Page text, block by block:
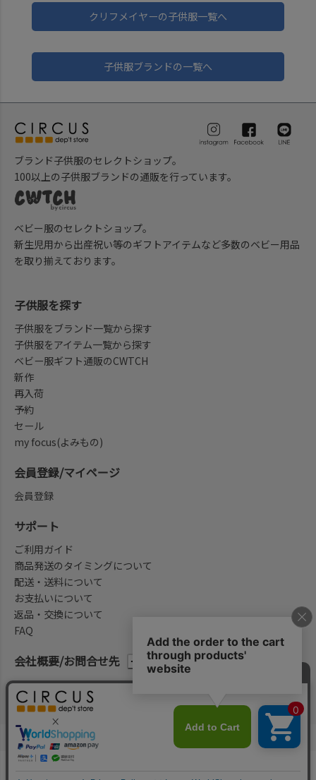
クリフメイヤーの子供服一覧へ
子供服ブランドの一覧へ
ブランド子供服のセレクトショップ。
100以上の子供服ブランドの通販を行っています。
ベビー服のセレクトショップ。
新生児用から出産祝い等のギフトアイテムなど多数のベビー用品
を取り揃えております。
会社概要/お問合せ先
子供服を探す
子供服をブランド一覧から探す
子供服をアイテム一覧から探す
ベビー服ギフト通販のCWTCH
新作
再入荷
予約
セール
my focus(よみもの)
会員登録/マイページ
会員登録
サポート
ご利用ガイド
商品発送のタイミングについて
配送・送料について
お支払いについて
返品・交換について
FAQ
法律に基づく表示 プライバシーポリシー
©2004-2026 子供服・キッズ服の通販Circus All Rights reserved.